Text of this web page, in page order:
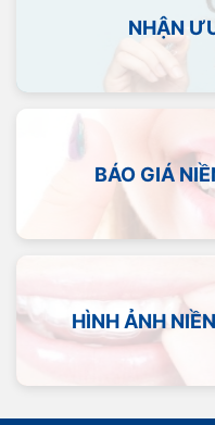
NHẬN
BÁO GIÁ
HÌNH ẢNH